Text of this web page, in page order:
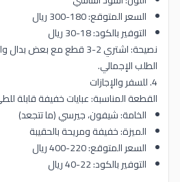
السعر المتوقع: 180-300 ريال
التوفير بالكود: 18-30 ريال
نصيحة: اشتري 2-3 قطع مع
الطلب الإجمالي.
4. للسفر والإجازات
القطعة المناسبة: عبايات خفيفة قابلة
الخامة: شيفون، جيرسي (ما تتجعد)
الميزة: خفيفة ومريحة بالحقيبة
السعر المتوقع: 220-400 ريال
التوفير بالكود: 22-40 ريال